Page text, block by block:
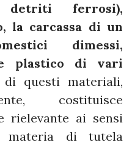
ferrosi),
la carcassa di un
dimessi,
plastico di vari
questi materiali,
costituisce
rielevante ai sensi
di tutela